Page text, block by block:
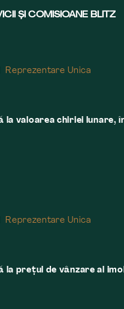
ȘI COMISIOANE BLITZ
Reprezentare Unica
la valoarea chiriei
Reprezentare Unica
la preţul de vânzare al